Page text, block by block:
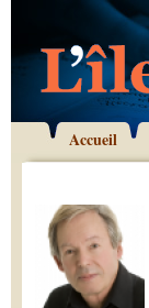
Accueil